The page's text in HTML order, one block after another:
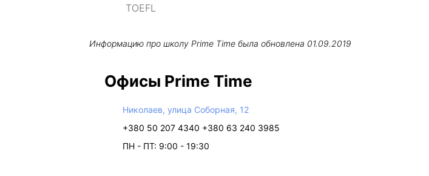
TOEFL
Информацию про школу Prime Time была обновлена 01.09.2019
Офисы Prime Time
Николаев, улица Соборная, 12
+380 50 207 4340 +380 63 240 3985
ПН - ПТ: 9:00 - 19:30